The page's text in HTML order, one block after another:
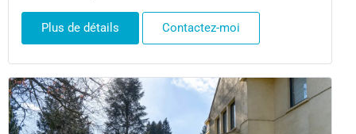
Plus de détails Contactez-moi